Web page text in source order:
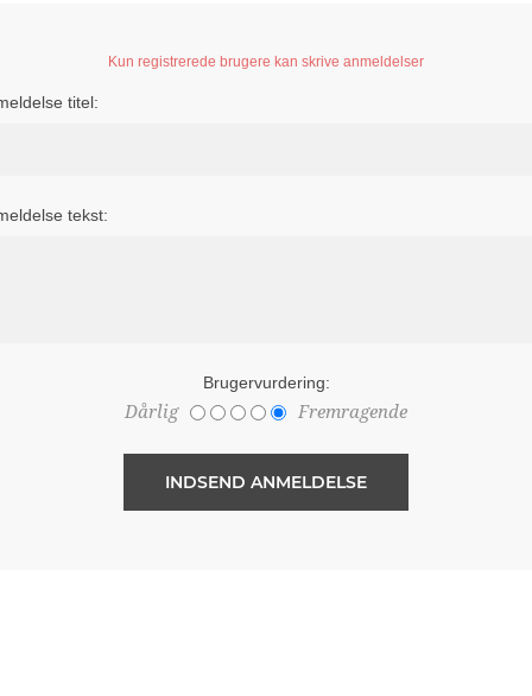
Kun registrerede brugere kan skrive anmeldelser
titel:
tekst:
Brugervurdering:
Dårlig Fremragende